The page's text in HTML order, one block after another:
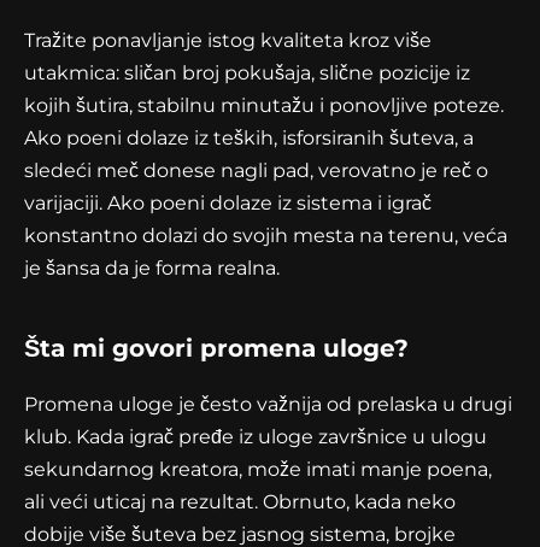
Tražite ponavljanje istog kvaliteta kroz više
utakmica: sličan broj pokušaja, slične pozicije iz
kojih šutira, stabilnu minutažu i ponovljive poteze.
Ako poeni dolaze iz teških, isforsiranih šuteva, a
sledeći meč donese nagli pad, verovatno je reč o
varijaciji. Ako poeni dolaze iz sistema i igrač
konstantno dolazi do svojih mesta na terenu, veća
je šansa da je forma realna.
Šta mi govori promena uloge?
Promena uloge je često važnija od prelaska u drugi
klub. Kada igrač pređe iz uloge završnice u ulogu
sekundarnog kreatora, može imati manje poena,
ali veći uticaj na rezultat. Obrnuto, kada neko
dobije više šuteva bez jasnog sistema, brojke